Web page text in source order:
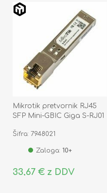
Mikrotik pretvornik RJ45
SFP Mini-GBIC Giga S-RJ01
Šifra: 7948021
Zaloga: 10+
33,67 € z DDV